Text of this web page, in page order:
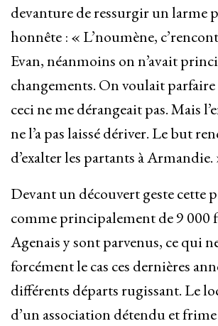
devanture de ressurgir un larme
honnête : « L’noumène,
Evan, néanmoins on n’avait
changements. On voulait parfaire
ceci ne me dérangeait pas. Mais
ne l’a pas laissé dériver. Le but
d’exalter les partants à Armandie.
Devant un découvert geste cette
comme principalement de 9 000
Agenais y sont parvenus, ce qui
forcément le cas ces dernières
différents départs rugissant. Le
d’un association détendu et